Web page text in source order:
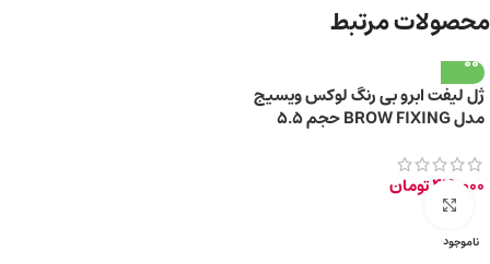
محصولات مرتبط
ژل لیفت ابرو بی‌ رنگ لوکس ویسیج
مدل BROW FIXING حجم 5.5
419,000تومان
ناموجود
برای بزرگ‌نمایی کلیک کنید